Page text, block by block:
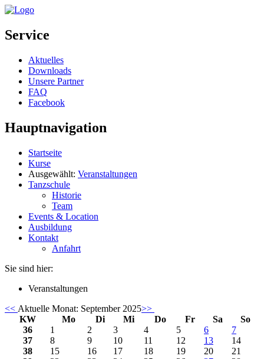
Service
Aktuelles
Downloads
Unsere Partner
FAQ
Facebook
Hauptnavigation
Startseite
Kurse
Ausgewählt: Veranstaltungen
Tanzschule
Historie
Team
Events & Location
Ausbildung
Kontakt
Anfahrt
Sie sind hier:
Veranstaltungen
<< Aktuelle Monat: September 2025>>
KW
Mo Di Mi Do Fr Sa
So
36
1 2 3 4 5 6
7
37
8 9 10 11 12 13
14
38
15 16 17 18 19 20
21